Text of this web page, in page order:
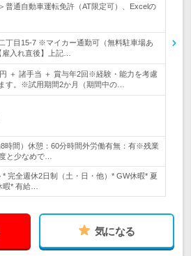
普通自動車運転免許（AT限定可）、Excelの
丁目15-7 ※マイカー通勤可（無料駐車場あ
入れ直後】上記…
＋ 諸手当 ＋ 賞与年2回※経験・能力を考慮
す。※試用期間2か月（期間中の…
時間）休憩：60分時間外労働有無：有※残業
と少なめで…
* 完全週休2日制（土・日・他）* GW休暇* 夏
暇* 有給…
気になる